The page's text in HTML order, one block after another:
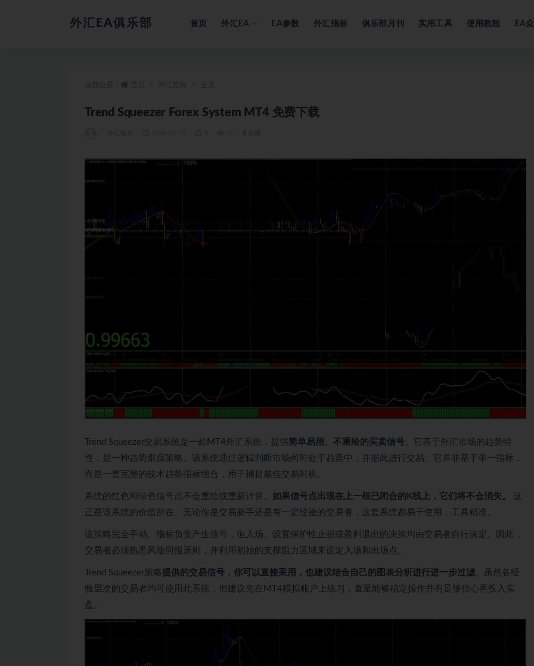
外汇EA俱乐部 首页 外汇EA EA参数 外汇指标 俱乐部月刊 实用工具 使用教程 EA
Trend Squeezer Forex System MT4 免费下载
Trend Squeezer交易系统是一款MT4外汇系统，提供简单易用、不重绘的买卖信号 。它基于外汇市场的趋势特
性，是一种趋势跟踪策略。该系统通过逻辑判断市场何时处于趋势中，并据此进行交易。它并非基于单一指标，
而是一套完整的技术趋势指标组合，用于捕捉最佳交易时机。
系统的红色和绿色信号点不会重绘或重新计算。 如果信号点出现在上一根已闭合的K线上，它们将不会消失。
这
正是该系统的价值所在。无论你是交易新手还是有一定经验的交易者，这套系统都易于使用，工具精准。
该策略完全手动。指标负责产生信号，但入场、设置保护性止损或盈利退出的决策均由交易者自行决定。因此，
交易者必须熟悉风险回报原则，并利用初始的支撑阻力区域来设定入场和出场点。
Trend Squeezer策略提供的交易信号，你可以直接采用，也建议结合自己的图表分析进行进一步过滤 。虽然各经
验层次的交易者均可使用此系统，但建议先在MT4模拟账户上练习，直至能够稳定操作并有足够信心再投入实
盘。